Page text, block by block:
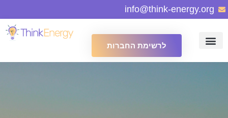
info@think-energy.org
לרשימת החברות